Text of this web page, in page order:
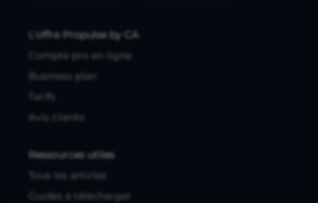
L'offre Propulse by CA
Compte pro en ligne
Business plan
Tarifs
Avis clients
Ressources utiles
Tous les articles
Guides à télécharger